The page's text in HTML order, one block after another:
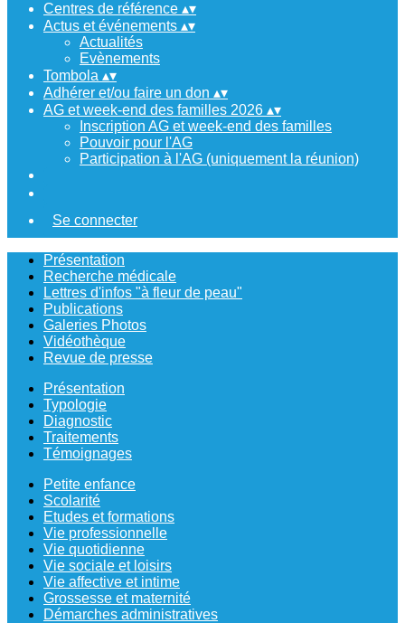
Centres de référence ▴▾
Actus et événements ▴▾
Actualités
Evènements
Tombola ▴▾
Adhérer et/ou faire un don ▴▾
AG et week-end des familles 2026 ▴▾
Inscription AG et week-end des familles
Pouvoir pour l'AG
Participation à l'AG (uniquement la réunion)
Se connecter
Présentation
Recherche médicale
Lettres d'infos "à fleur de peau"
Publications
Galeries Photos
Vidéothèque
Revue de presse
Présentation
Typologie
Diagnostic
Traitements
Témoignages
Petite enfance
Scolarité
Etudes et formations
Vie professionnelle
Vie quotidienne
Vie sociale et loisirs
Vie affective et intime
Grossesse et maternité
Démarches administratives